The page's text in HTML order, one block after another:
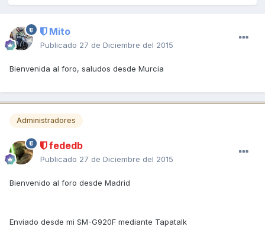
Mito
Publicado 27 de Diciembre del 2015
Bienvenida al foro, saludos desde Murcia
Administradores
fededb
Publicado 27 de Diciembre del 2015
Bienvenido al foro desde Madrid
Enviado desde mi SM-G920F mediante Tapatalk